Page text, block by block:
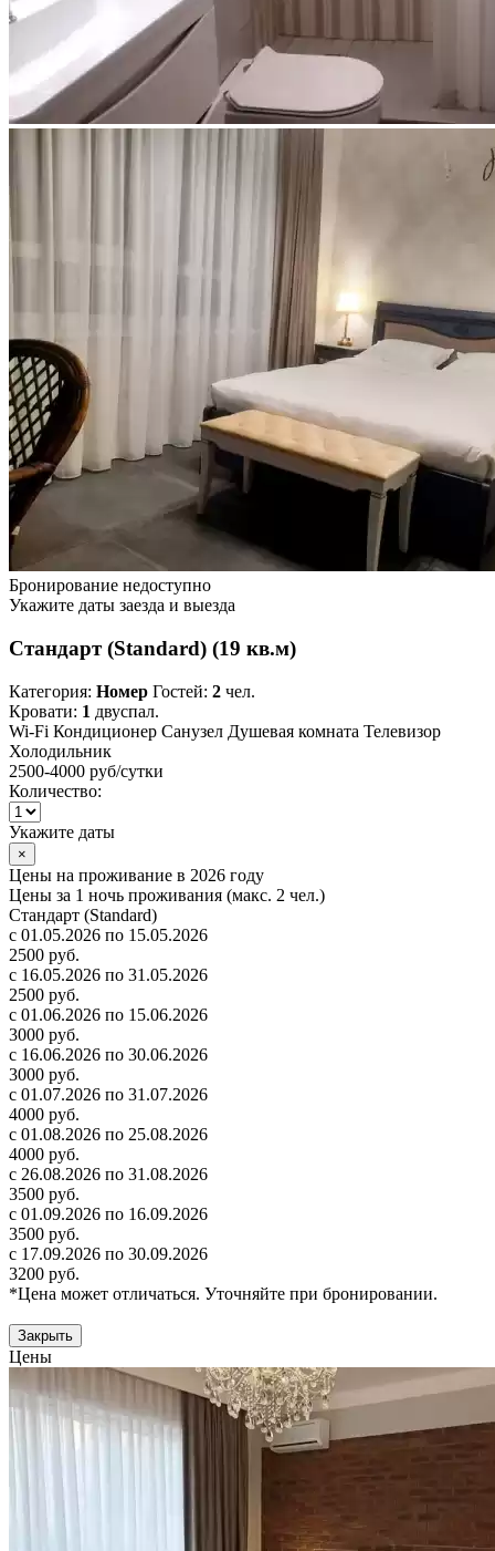
Бронирование недоступно
Укажите даты заезда и выезда
Стандарт (Standard) (19 кв.м)
Категория: Номер Гостей: 2 чел.
Кровати: 1 двуспал.
Wi-Fi Кондиционер Санузел Душевая комната Телевизор
Холодильник
2500-4000 руб/сутки
Количество:
Укажите даты
×
Цены на проживание в 2026 году
Цены за 1 ночь проживания (макс. 2 чел.)
Стандарт (Standard)
с 01.05.2026 по 15.05.2026
2500 руб.
с 16.05.2026 по 31.05.2026
2500 руб.
с 01.06.2026 по 15.06.2026
3000 руб.
с 16.06.2026 по 30.06.2026
3000 руб.
с 01.07.2026 по 31.07.2026
4000 руб.
с 01.08.2026 по 25.08.2026
4000 руб.
с 26.08.2026 по 31.08.2026
3500 руб.
с 01.09.2026 по 16.09.2026
3500 руб.
с 17.09.2026 по 30.09.2026
3200 руб.
*Цена может отличаться. Уточняйте при бронировании.
Закрыть
Цены